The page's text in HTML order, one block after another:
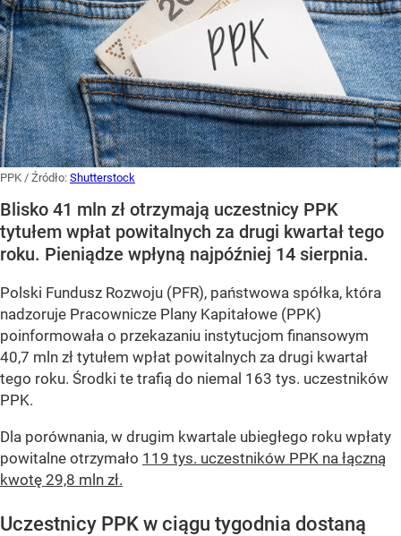
PPK / Źródło: Shutterstock
Blisko 41 mln zł otrzymają uczestnicy PPK
tytułem wpłat powitalnych za drugi kwartał tego
roku. Pieniądze wpłyną najpóźniej 14 sierpnia.
Polski Fundusz Rozwoju (PFR), państwowa spółka, która
nadzoruje Pracownicze Plany Kapitałowe (PPK)
poinformowała o przekazaniu instytucjom finansowym
40,7 mln zł tytułem wpłat powitalnych za drugi kwartał
tego roku. Środki te trafią do niemal 163 tys. uczestników
PPK.
Dla porównania, w drugim kwartale ubiegłego roku wpłaty
powitalne otrzymało 119 tys. uczestników PPK na łączną
kwotę 29,8 mln zł.
Uczestnicy PPK w ciągu tygodnia dostaną